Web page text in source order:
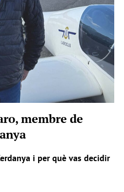
membre de
i per què vas decidir